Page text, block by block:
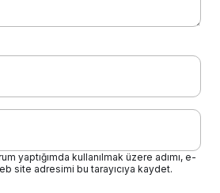
yaptığımda kullanılmak üzere adımı, e-
site adresimi bu tarayıcıya kaydet.